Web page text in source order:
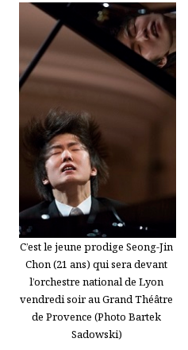
C’est le jeune prodige Seong-Jin
Chon (21 ans) qui sera devant
l’orchestre national de Lyon
vendredi soir au Grand Théâtre
de Provence (Photo Bartek
Sadowski)